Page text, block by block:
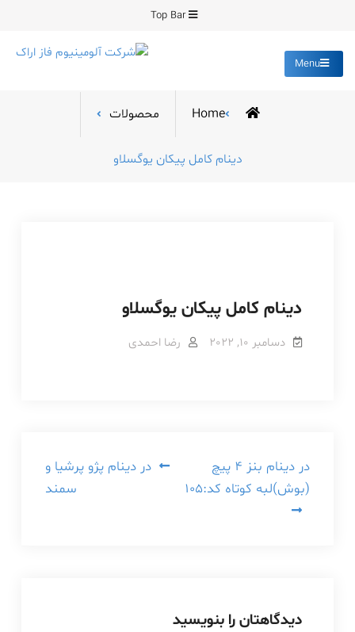
content
Top Bar
Menu
Home محصولات
دینام کامل پیکان یوگسلاو
دینام کامل پیکان یوگسلاو
دسامبر 10, 2022 رضا احمدی
راهبری
نوشته
در دینام پژو پرشیا و
سمند
در دینام بنز 4 پیچ
(بوش)لبه کوتاه کد:105
دیدگاهتان را بنویسید